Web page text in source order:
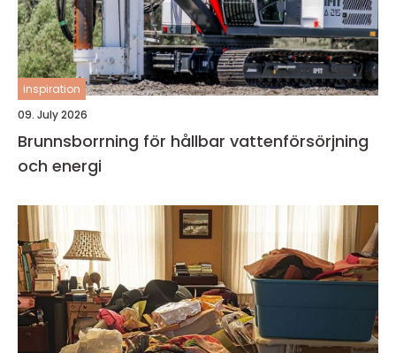
inspiration
09. July 2026
Brunnsborrning för hållbar vattenförsörjning
och energi